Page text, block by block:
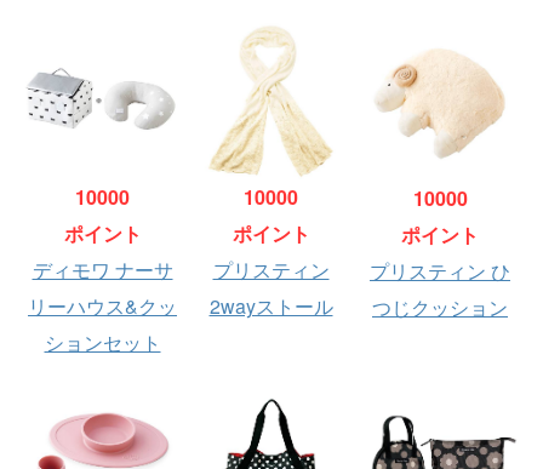
10000
ポイント
ディモワ ナーサ
リーハウス&クッ
ションセット
10000
ポイント
プリスティン
2wayストール
10000
ポイント
プリスティン ひ
つじクッション